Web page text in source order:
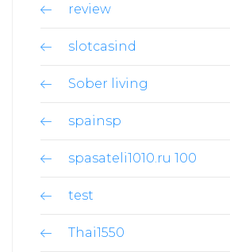
review
slotcasind
Sober living
spainsp
spasateli1010.ru 100
test
Thai1550